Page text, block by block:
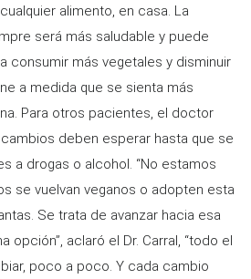
alimento, en casa. La
será más saludable y puede
consumir más vegetales y disminuir
a medida que se sienta más
Para otros pacientes, el doctor
deben esperar hasta que se
a drogas o alcohol. “No estamos
se vuelvan veganos o adopten esta
Se trata de avanzar hacia esa
opción”, aclaró el Dr. Carral, “todo el
poco a poco. Y cada cambio